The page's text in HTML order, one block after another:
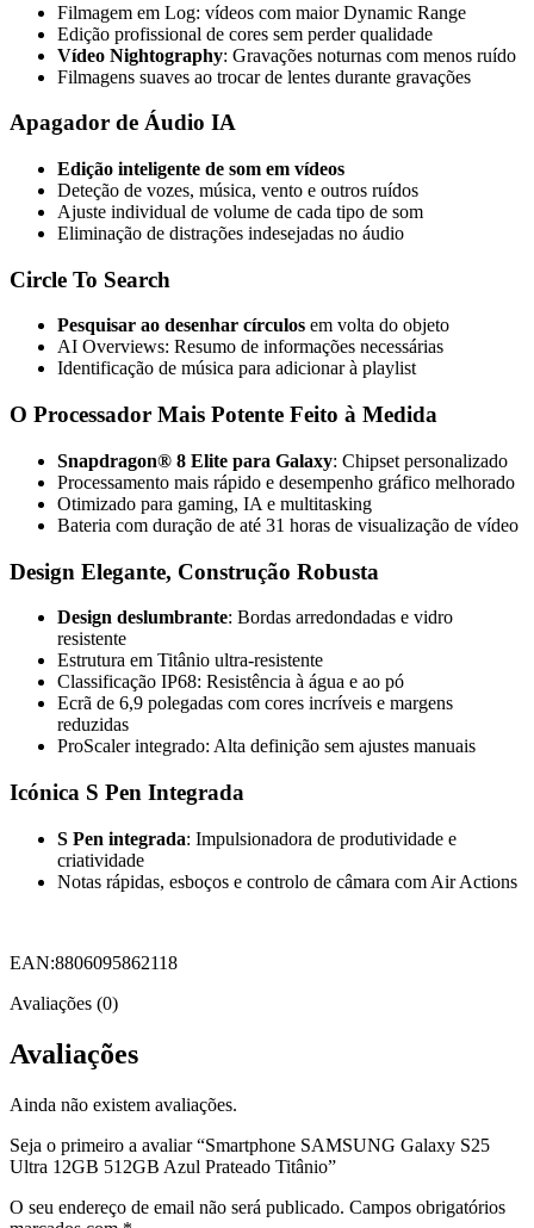
Filmagem em Log: vídeos com maior Dynamic Range
Edição profissional de cores sem perder qualidade
Vídeo Nightography: Gravações noturnas com menos ruído
Filmagens suaves ao trocar de lentes durante gravações
Apagador de Áudio IA
Edição inteligente de som em vídeos
Deteção de vozes, música, vento e outros ruídos
Ajuste individual de volume de cada tipo de som
Eliminação de distrações indesejadas no áudio
Circle To Search
Pesquisar ao desenhar círculos em volta do objeto
AI Overviews: Resumo de informações necessárias
Identificação de música para adicionar à playlist
O Processador Mais Potente Feito à Medida
Snapdragon® 8 Elite para Galaxy: Chipset personalizado
Processamento mais rápido e desempenho gráfico melhorado
Otimizado para gaming, IA e multitasking
Bateria com duração de até 31 horas de visualização de vídeo
Design Elegante, Construção Robusta
Design deslumbrante: Bordas arredondadas e vidro
resistente
Estrutura em Titânio ultra-resistente
Classificação IP68: Resistência à água e ao pó
Ecrã de 6,9 polegadas com cores incríveis e margens
reduzidas
ProScaler integrado: Alta definição sem ajustes manuais
Icónica S Pen Integrada
S Pen integrada: Impulsionadora de produtividade e
criatividade
Notas rápidas, esboços e controlo de câmara com Air Actions
EAN:8806095862118
Avaliações (0)
Avaliações
Ainda não existem avaliações.
Seja o primeiro a avaliar “Smartphone SAMSUNG Galaxy S25
Ultra 12GB 512GB Azul Prateado Titânio”
O seu endereço de email não será publicado. Campos obrigatórios